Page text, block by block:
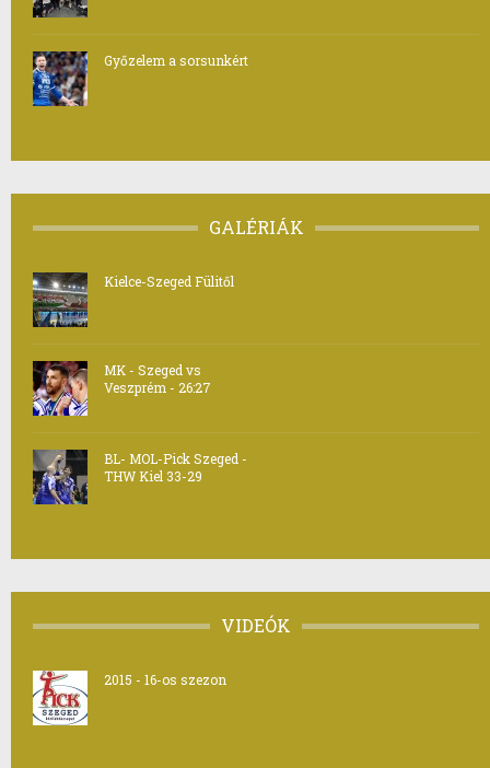
Győzelem a sorsunkért
GALÉRIÁK
Kielce-Szeged Fülitől
MK - Szeged vs
Veszprém - 26:27
BL- MOL-Pick Szeged -
THW Kiel 33-29
VIDEÓK
2015 - 16-os szezon